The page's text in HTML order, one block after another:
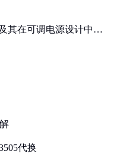
其在可调电源设计中的
代换